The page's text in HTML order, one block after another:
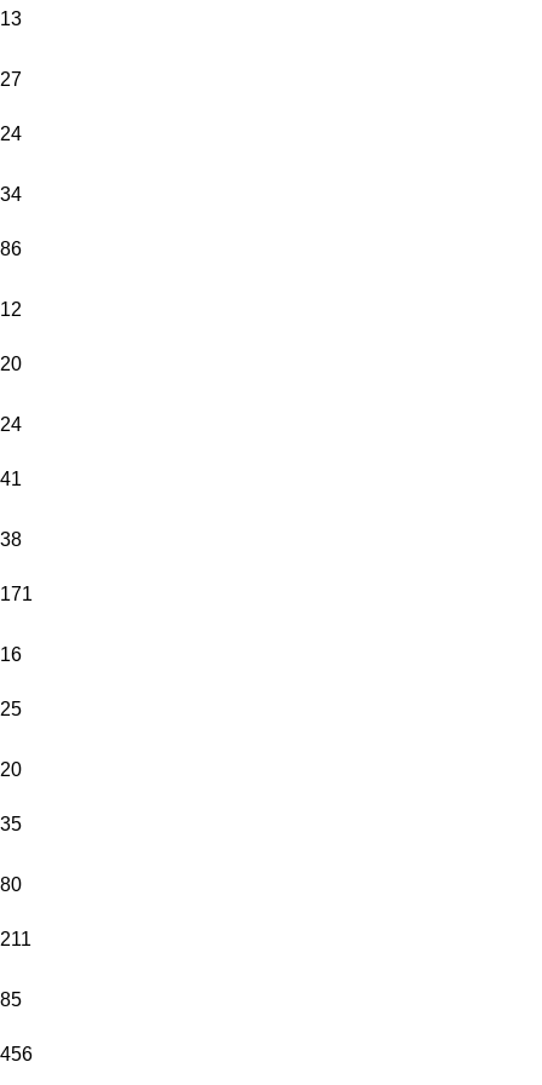
isimleri ve
yazın
(Örn;
Annem
Kerem)
Üründe
Görseller
Görsel
Kadar
Toplam:
EKLE
13
27
24
34
86
12
20
24
41
38
171
16
25
20
35
80
211
85
456